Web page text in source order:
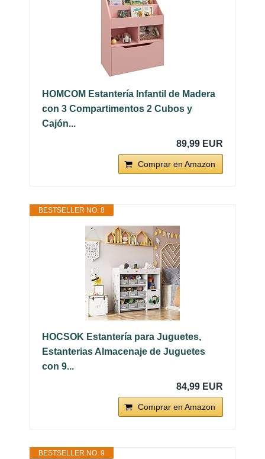
HOMCOM Estantería Infantil de Madera
con 3 Compartimentos 2 Cubos y
Cajón...
89,99 EUR
Comprar en Amazon
BESTSELLER NO. 8
HOCSOK Estantería para Juguetes,
Estanterias Almacenaje de Juguetes
con 9...
84,99 EUR
Comprar en Amazon
BESTSELLER NO. 9